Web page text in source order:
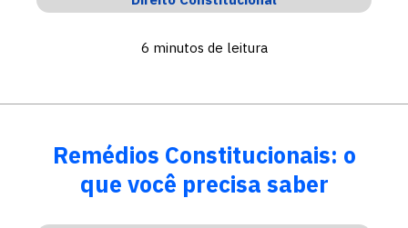
6 minutos de leitura
Remédios Constitucionais: o
que você precisa saber